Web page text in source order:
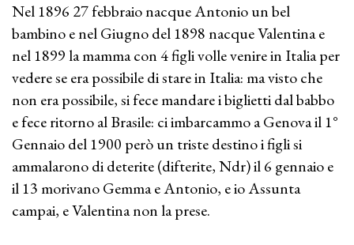
Nel 1896 27 febbraio nacque Antonio un bel
bambino e nel Giugno del 1898 nacque Valentina e
nel 1899 la mamma con 4 figli volle venire in Italia per
vedere se era possibile di stare in Italia: ma visto che
non era possibile, si fece mandare i biglietti dal babbo
e fece ritorno al Brasile: ci imbarcammo a Genova il 1°
Gennaio del 1900 però un triste destino i figli si
ammalarono di deterite (difterite, Ndr) il 6 gennaio e
il 13 morivano Gemma e Antonio, e io Assunta
campai, e Valentina non la prese.